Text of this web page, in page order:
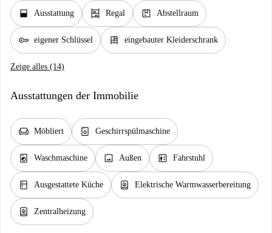
window_open Ausstattung shelves Regal package Abstellraum
key eigener Schlüssel dresser eingebauter Kleiderschrank
Zeige alles (14)
Ausstattungen der Immobilie
chair Möbliert dishwasher_gen Geschirrspülmaschine
local_laundry_service Waschmaschine image Außen elevator Fahrstuhl
kitchen Ausgestattete Küche water_heater Elektrische Warmwasserbereitung
water_heater Zentralheizung